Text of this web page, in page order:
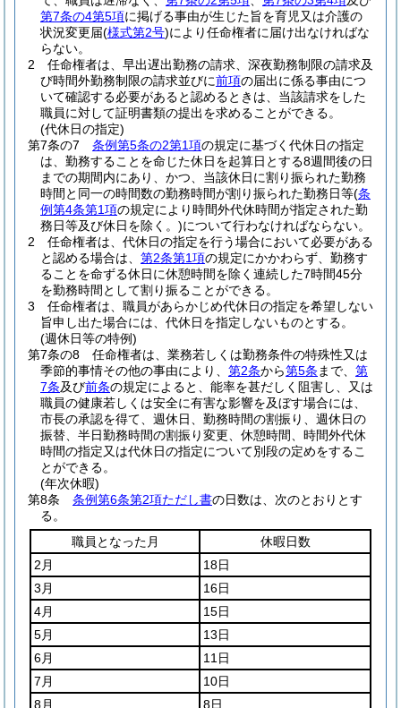
第7条の4第5項に掲げる事由が生じた旨を育児又は介護の
状況変更届(様式第2号)により任命権者に届け出なければな
らない。
2
任命権者は、早出遅出勤務の請求、深夜勤務制限の請求及
び時間外勤務制限の請求並びに前項の届出に係る事由につ
いて確認する必要があると認めるときは、当該請求をした
職員に対して証明書類の提出を求めることができる。
(代休日の指定)
第7条の7
条例第5条の2第1項の規定に基づく代休日の指定
は、勤務することを命じた休日を起算日とする8週間後の日
までの期間内にあり、かつ、当該休日に割り振られた勤務
時間と同一の時間数の勤務時間が割り振られた勤務日等(条
例第4条第1項の規定により時間外代休時間が指定された勤
務日等及び休日を除く。)について行わなければならない。
2
任命権者は、代休日の指定を行う場合において必要がある
と認める場合は、 第2条第1項の規定にかかわらず、勤務す
ることを命ずる休日に休憩時間を除く連続した7時間45分
を勤務時間として割り振ることができる。
3
任命権者は、職員があらかじめ代休日の指定を希望しない
旨申し出た場合には、代休日を指定しないものとする。
(週休日等の特例)
第7条の8
任命権者は、業務若しくは勤務条件の特殊性又は
季節的事情その他の事由により、 第2条から第5条 まで、 第
7条及び前条の規定によると、能率を甚だしく阻害し、又は
職員の健康若しくは安全に有害な影響を及ぼす場合には、
市長の承認を得て、週休日、勤務時間の割振り、週休日の
振替、半日勤務時間の割振り変更、休憩時間、時間外代休
時間の指定又は代休日の指定について別段の定めをするこ
とができる。
(年次休暇)
第8条
条例第6条第2項ただし書の日数は、次のとおりとす
る。
職員となった月
休暇日数
2月
18日
3月
16日
4月
15日
5月
13日
6月
11日
7月
10日
8月
8日